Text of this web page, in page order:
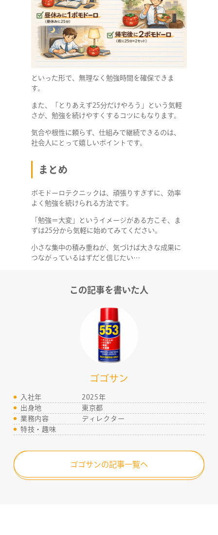
COMPANY
SERVICE
STAFF BLOG
CONTACT
RECRUIT
といった形で、無理なく勉強時間を確保できま
す。
また、「とりあえず25分だけやろう」という気軽
さが、勉強を続けやすくするコツにもなります。
気合や根性に頼らず、仕組みで継続できるのは、
社会人にとって嬉しいポイントです。
まとめ
ポモドーロテクニックは、頑張りすぎずに、効率
よく勉強を続けられる方法です。
「勉強＝大変」というイメージがある方こそ、ま
ずは25分から気軽に始めてみてください。
小さな集中の積み重ねが、気づけば大きな成果に
つながっているはずだと信じたい…
この記事を書いた人
ゴゴサン
入社年
2025年
出身地
東京都
業務内容
ディレクター
特技・趣味
ゴゴサンの記事一覧へ